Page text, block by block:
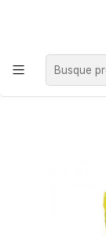
Estimados
julio inclusive,
horario de
Inicio